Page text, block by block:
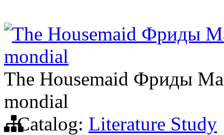
The Housemaid Фриды
mondial
The Housemaid Фриды
mondial
Catalog: Literature Study